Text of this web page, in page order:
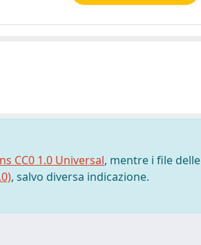
CC0 1.0 Universal, mentre i file delle
, salvo diversa indicazione.